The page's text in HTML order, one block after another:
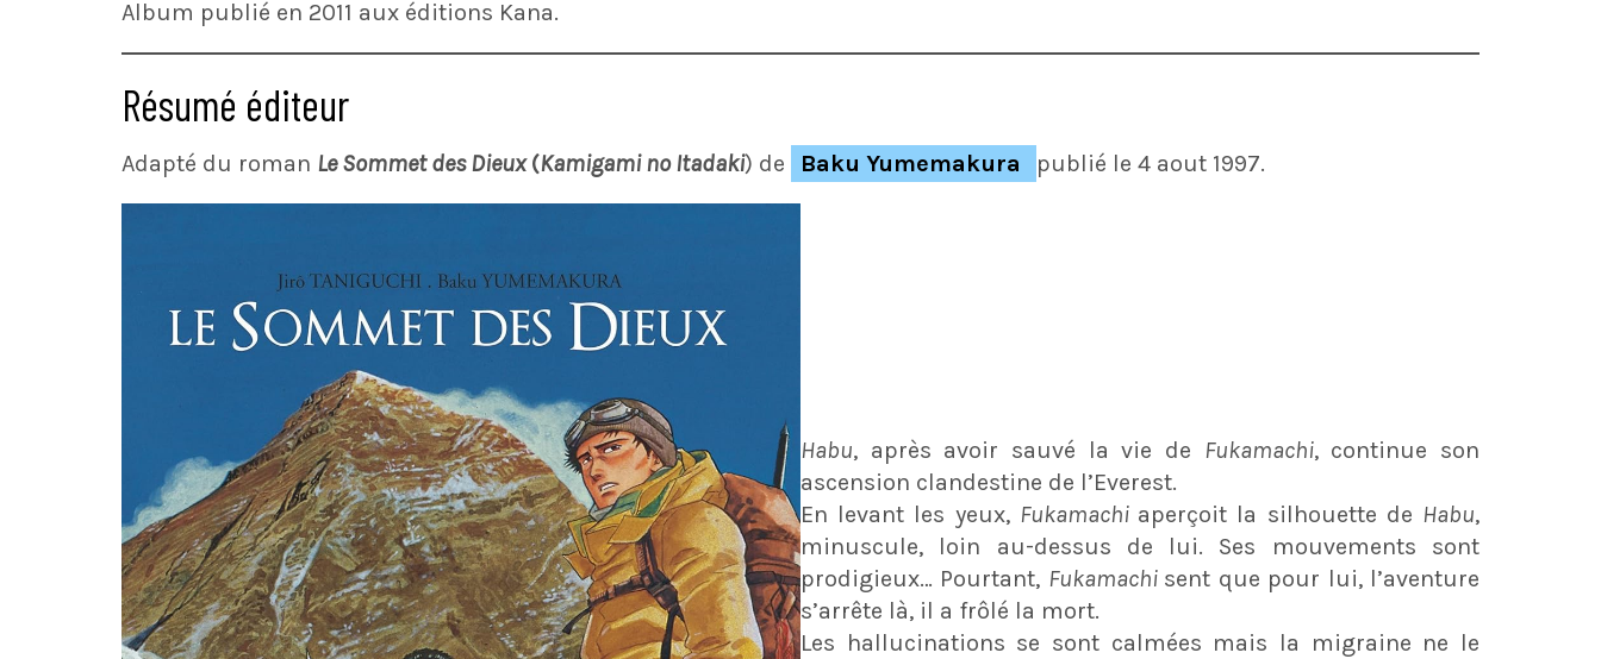
Album publié en 2011 aux éditions Kana.
Résumé éditeur
Adapté du roman Le Sommet des Dieux(Kamigami no Itadaki) de Baku Yumemakura publié le 4 aout 1997.
Habu, après avoir sauvé la vie de Fukamachi, continue son
ascension clandestine de l’Everest.
En levant les yeux, Fukamachi aperçoit la silhouette de Habu,
minuscule, loin au-dessus de lui. Ses mouvements sont
prodigieux… Pourtant, Fukamachi sent que pour lui, l’aventure
s’arrête là, il a frôlé la mort.
Les hallucinations se sont calmées mais la migraine ne le